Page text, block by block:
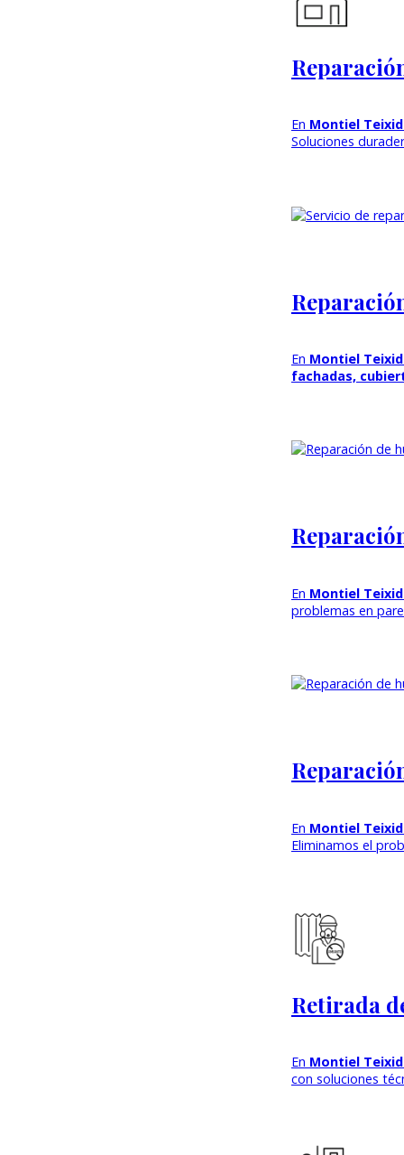
En Montiel
Soluciones
En Montiel
fachadas,
En Montiel
problemas en
En Montiel
Eliminamos el
Retirada
En Montiel
con soluciones